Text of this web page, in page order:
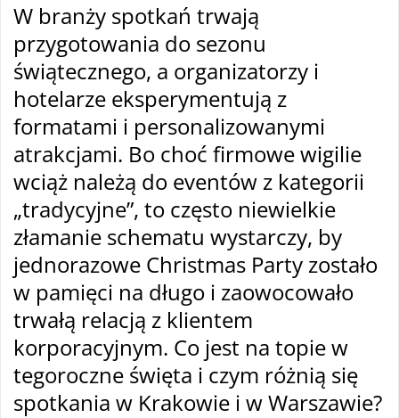
W branży spotkań trwają
przygotowania do sezonu
świątecznego, a organizatorzy i
hotelarze eksperymentują z
formatami i personalizowanymi
atrakcjami. Bo choć firmowe wigilie
wciąż należą do eventów z kategorii
„tradycyjne”, to często niewielkie
złamanie schematu wystarczy, by
jednorazowe Christmas Party zostało
w pamięci na długo i zaowocowało
trwałą relacją z klientem
korporacyjnym. Co jest na topie w
tegoroczne święta i czym różnią się
spotkania w Krakowie i w Warszawie?